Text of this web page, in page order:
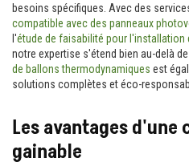
besoins spécifiques. Avec des
compatible avec des panneaux
l'étude de faisabilité pour l'installation
notre expertise s'étend bien au-delà
de ballons thermodynamiques est
solutions complètes et éco-
Les avantages
gainable